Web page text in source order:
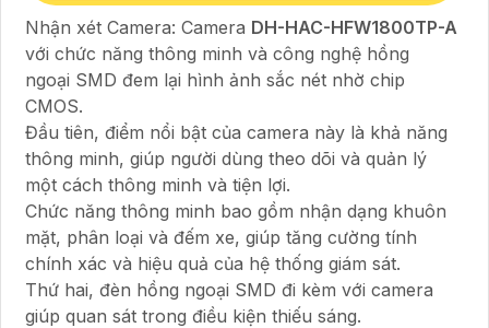
Nhận xét Camera: Camera DH-HAC-HFW1800TP-A
với chức năng thông minh và công nghệ hồng
ngoại SMD đem lại hình ảnh sắc nét nhờ chip
CMOS.
Đầu tiên, điểm nổi bật của camera này là khả năng
thông minh, giúp người dùng theo dõi và quản lý
một cách thông minh và tiện lợi.
Chức năng thông minh bao gồm nhận dạng khuôn
mặt, phân loại và đếm xe, giúp tăng cường tính
chính xác và hiệu quả của hệ thống giám sát.
Thứ hai, đèn hồng ngoại SMD đi kèm với camera
giúp quan sát trong điều kiện thiếu sáng.